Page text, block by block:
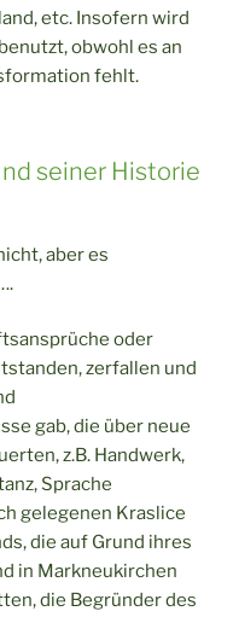
etc. Insofern wird
obwohl es an
fehlt.
seiner Historie
aber es
oder
zerfallen und
gab, die über neue
z.B. Handwerk,
Sprache
gelegenen Kraslice
die auf Grund ihres
in Markneukirchen
die Begründer des